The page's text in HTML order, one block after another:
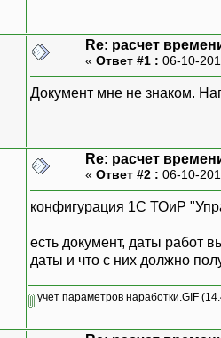
Re: расчет
« Ответ #1 : 06-10-
Документ мне не знаком.
Re: расчет
« Ответ #2 : 06-10-
конфигурация 1С ТОиР
есть документ, даты работ
даты и что с них должно
учет параметров наработки.GIF